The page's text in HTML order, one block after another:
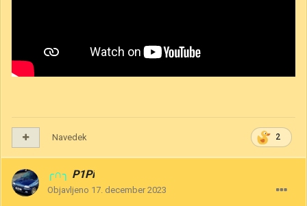
2
Navedek
╭∩╮ P1Pi
Objavljeno 17. december 2023